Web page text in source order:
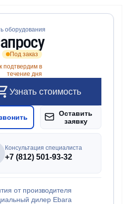
оборудования
Под заказ
подтвердим в
течение дня
Узнать стоимость
Оставить
заявку
Консультация специалиста
+7 (812) 501-93-32
от производителя
дилер Ebara